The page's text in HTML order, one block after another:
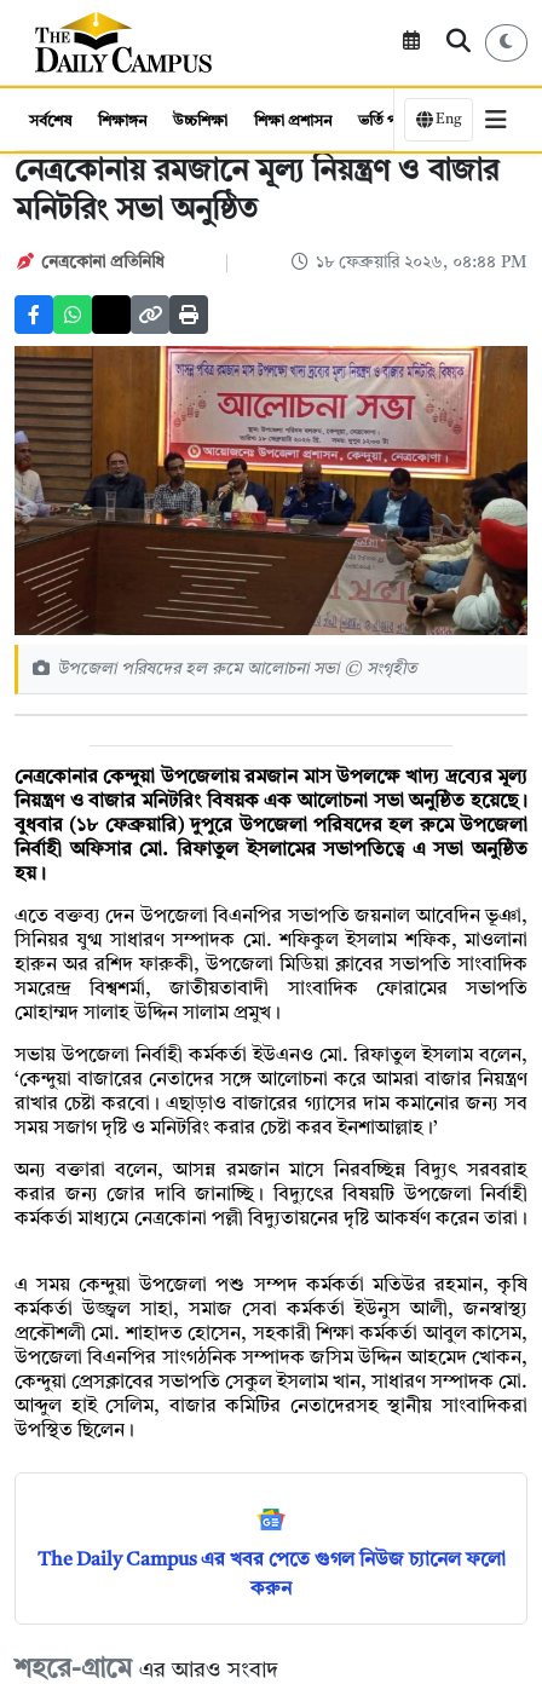
সর্বশেষ শিক্ষাঙ্গন উচ্চশিক্ষা শিক্ষা প্রশাসন ভর্তি পরীক্ষা কর্মসংস্থান
Eng
নেত্রকোনায় রমজানে মূল্য নিয়ন্ত্রণ ও বাজার
মনিটরিং সভা অনুষ্ঠিত
নেত্রকোনা প্রতিনিধি ১৮ ফেব্রুয়ারি ২০২৬, ০৪:৪৪ PM
উপজেলা পরিষদের হল রুমে আলোচনা সভা © সংগৃহীত
নেত্রকোনার কেন্দুয়া উপজেলায় রমজান মাস উপলক্ষে খাদ্য দ্রব্যের মূল্য
নিয়ন্ত্রণ ও বাজার মনিটরিং বিষয়ক এক আলোচনা সভা অনুষ্ঠিত হয়েছে।
বুধবার (১৮ ফেব্রুয়ারি) দুপুরে উপজেলা পরিষদের হল রুমে উপজেলা
নির্বাহী অফিসার মো. রিফাতুল ইসলামের সভাপতিত্বে এ সভা অনুষ্ঠিত
হয়।
এতে বক্তব্য দেন উপজেলা বিএনপির সভাপতি জয়নাল আবেদিন ভূঞা,
সিনিয়র যুগ্ম সাধারণ সম্পাদক মো. শফিকুল ইসলাম শফিক, মাওলানা
হারুন অর রশিদ ফারুকী, উপজেলা মিডিয়া ক্লাবের সভাপতি সাংবাদিক
সমরেন্দ্র বিশ্বশর্মা, জাতীয়তাবাদী সাংবাদিক ফোরামের সভাপতি
মোহাম্মদ সালাহ উদ্দিন সালাম প্রমুখ।
সভায় উপজেলা নির্বাহী কর্মকর্তা ইউএনও মো. রিফাতুল ইসলাম বলেন,
‘কেন্দুয়া বাজারের নেতাদের সঙ্গে আলোচনা করে আমরা বাজার নিয়ন্ত্রণ
রাখার চেষ্টা করবো। এছাড়াও বাজারের গ্যাসের দাম কমানোর জন্য সব
সময় সজাগ দৃষ্টি ও মনিটরিং করার চেষ্টা করব ইনশাআল্লাহ।’
অন্য বক্তারা বলেন, আসন্ন রমজান মাসে নিরবচ্ছিন্ন বিদ্যুৎ সরবরাহ
করার জন্য জোর দাবি জানাচ্ছি। বিদ্যুৎের বিষয়টি উপজেলা নির্বাহী
কর্মকর্তা মাধ্যমে নেত্রকোনা পল্লী বিদ্যুতায়নের দৃষ্টি আকর্ষণ করেন তারা।
এ সময় কেন্দুয়া উপজেলা পশু সম্পদ কর্মকর্তা মতিউর রহমান, কৃষি
কর্মকর্তা উজ্জ্বল সাহা, সমাজ সেবা কর্মকর্তা ইউনুস আলী, জনস্বাস্থ্য
প্রকৌশলী মো. শাহাদত হোসেন, সহকারী শিক্ষা কর্মকর্তা আবুল কাসেম,
উপজেলা বিএনপির সাংগঠনিক সম্পাদক জসিম উদ্দিন আহমেদ খোকন,
কেন্দুয়া প্রেসক্লাবের সভাপতি সেকুল ইসলাম খান, সাধারণ সম্পাদক মো.
আব্দুল হাই সেলিম, বাজার কমিটির নেতাদেরসহ স্থানীয় সাংবাদিকরা
উপস্থিত ছিলেন।
The Daily Campus এর খবর পেতে গুগল নিউজ চ্যানেল ফলো
করুন
শহরে-গ্রামে এর আরও সংবাদ